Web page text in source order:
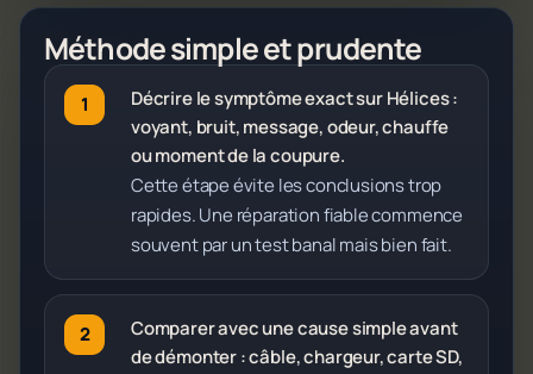
Méthode simple et prudente
Décrire le symptôme exact sur Hélices :
voyant, bruit, message, odeur, chauffe
ou moment de la coupure.
Cette étape évite les conclusions trop
rapides. Une réparation fiable commence
souvent par un test banal mais bien fait.
Comparer avec une cause simple avant
de démonter : câble, chargeur, carte SD,